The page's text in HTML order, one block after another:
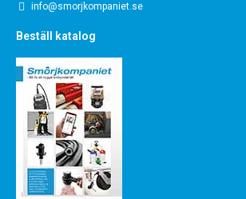
info@smorjkompaniet.se
Beställ katalog